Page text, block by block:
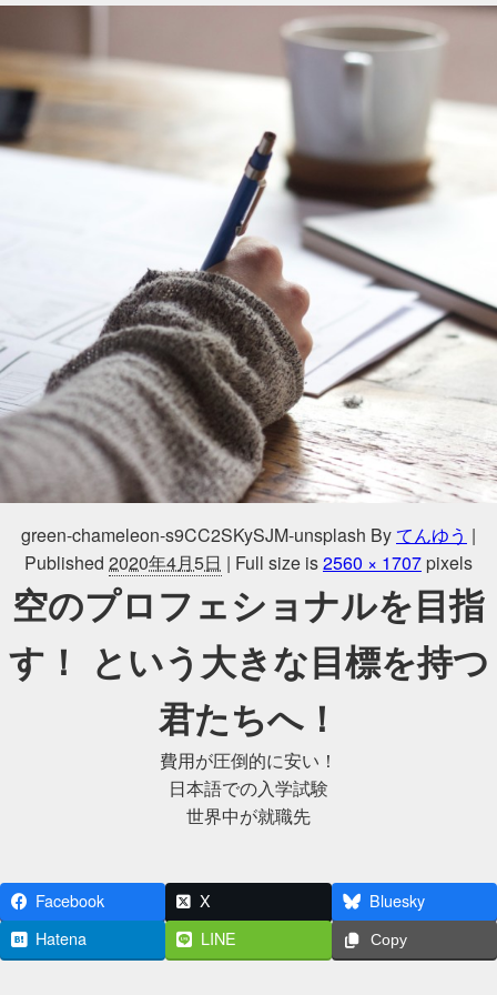
green-chameleon-s9CC2SKySJM-unsplash Byてんゆう |
Published 2020年4月5日 | Full size is2560 × 1707 pixels
空のプロフェショナルを目指
す！ という大きな目標を持つ
君たちへ！
費用が圧倒的に安い！
日本語での入学試験
世界中が就職先
Facebook X
Bluesky
Hatena
LINE Copy